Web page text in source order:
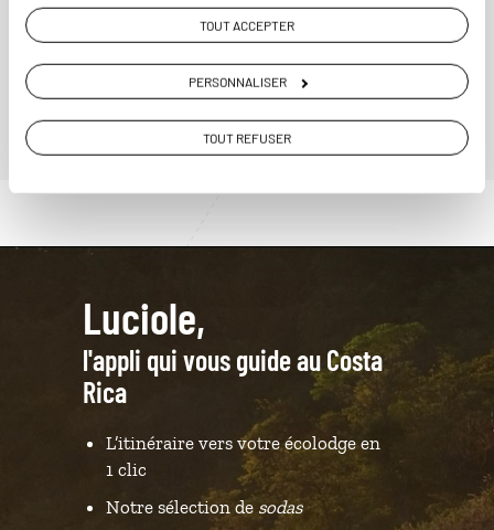
TOUT ACCEPTER
PERSONNALISER
TOUT REFUSER
VOIR NOS 10 IDÉES DE VOYAGE AU COSTA RICA
Luciole,
l'appli qui vous guide au Costa
Rica
L’itinéraire vers votre écolodge en
1 clic
Notre sélection de sodas